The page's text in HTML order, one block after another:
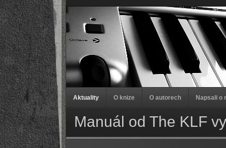
Aktuality O knize O autorech Napsali o
Manuál od The KLF